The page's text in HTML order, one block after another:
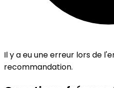
Il y a eu une erreur lors de
recommandation.